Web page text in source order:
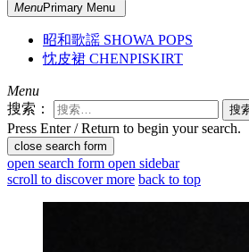
MenuPrimary Menu
昭和歌謡 SHOWA POPS
忱皮裙 CHENPISKIRT
Menu
搜索：
Press Enter / Return to begin your search.
close search form
open search form open sidebar
scroll to discover more back to top